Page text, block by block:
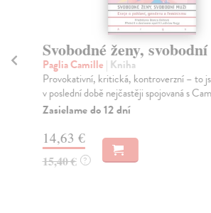
Svobodné ženy,
Paglia Camille | Kniha
Provokativní, kritická, kontroverzní – to
v poslední době nejčastěji spojovaná s
Zasielame do 12 dní
14,63 €
15,40 € ?